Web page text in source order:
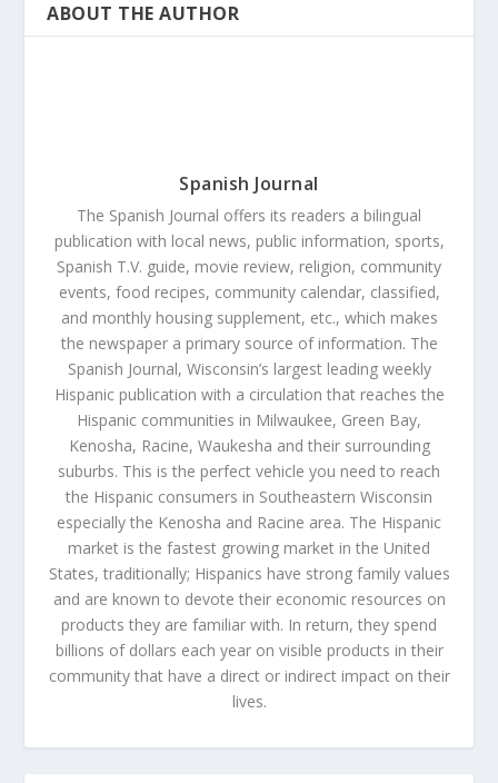
ABOUT THE AUTHOR
Spanish Journal
The Spanish Journal offers its readers a bilingual
publication with local news, public information, sports,
Spanish T.V. guide, movie review, religion, community
events, food recipes, community calendar, classified,
and monthly housing supplement, etc., which makes
the newspaper a primary source of information. The
Spanish Journal, Wisconsin’s largest leading weekly
Hispanic publication with a circulation that reaches the
Hispanic communities in Milwaukee, Green Bay,
Kenosha, Racine, Waukesha and their surrounding
suburbs. This is the perfect vehicle you need to reach
the Hispanic consumers in Southeastern Wisconsin
especially the Kenosha and Racine area. The Hispanic
market is the fastest growing market in the United
States, traditionally; Hispanics have strong family values
and are known to devote their economic resources on
products they are familiar with. In return, they spend
billions of dollars each year on visible products in their
community that have a direct or indirect impact on their
lives.